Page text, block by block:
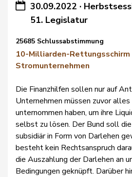
30.09.2022 ·
51. Legislatur
25685 Schlussabstimmung
10-Milliarden-
Stromunternehmen
Die Finanzhilfen sollen nur auf
Unternehmen müssen zuvor
unternommen haben, um ihre
selbst zu lösen. Der Bund soll
subsidiär in Form von Darlehen
besteht kein Rechtsanspruch
die Auszahlung der Darlehen an
Bedingungen geknüpft. Darüber